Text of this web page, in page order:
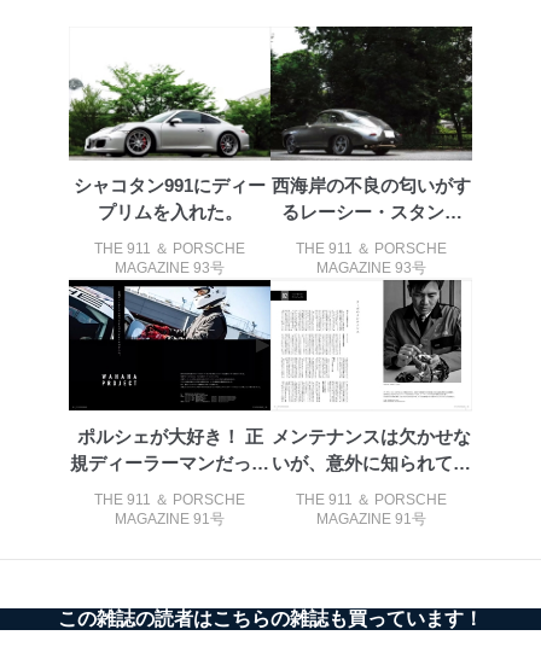
ソフトウェア等を導入し、自動更新 機能等の活用
により、これを最新状態としています。
情報システムの使用に伴う漏洩等の防止
メール等により個人データの含まれるファイルを
送信する場合に、当該ファイルへのパスワードを
個人情報保護マネジメントシステムの継続的改善
当社は、内部監査及びマネジメントレビューの機会を通
じて、個人情報保護マネジメントシステムを継続的に改
善し、常に最良の状態を維持します。
苦情及び相談受付け窓口
貴殿の個人情報及び当社の個人情報保護マネジメントシ
ステムに関するご相談及び苦情については以下までご連
絡ください。
適切、かつ迅速に対応させていただきます。
株式会社富士山マガジンサービス 個人情報問い合わせ
改訂：2025年2月20日
シャコタン991にディー
プリムを入れた。
THE 911 ＆ PORSCHE
MAGAZINE 93号
西海岸の不良の匂いがす
るレーシー・スタンス
系。アウトロ...
THE 911 ＆ PORSCHE
MAGAZINE 93号
ポルシェが大好き！ 正
規ディーラーマンだって
クラブマン...
THE 911 ＆ PORSCHE
MAGAZINE 91号
メンテナンスは欠かせな
いが、意外に知られてい
ないターボ...
THE 911 ＆ PORSCHE
MAGAZINE 91号
この雑誌の読者はこちらの雑誌も買っています！